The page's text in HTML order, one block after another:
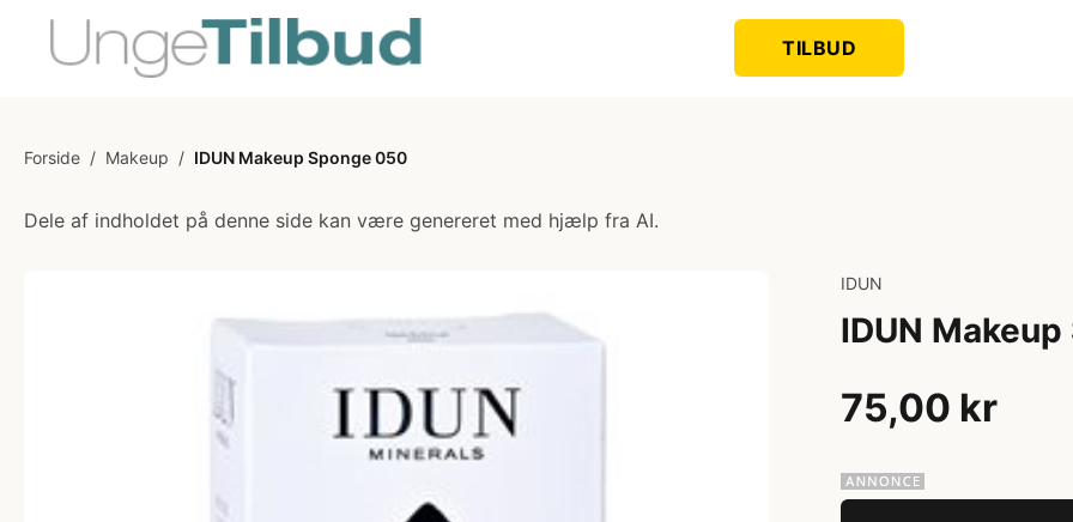
TILBUD
Forside / Makeup / IDUN Makeup Sponge 050
Dele af indholdet på denne side kan være genereret med hjælp fra AI.
IDUN
IDUN
75,00 kr